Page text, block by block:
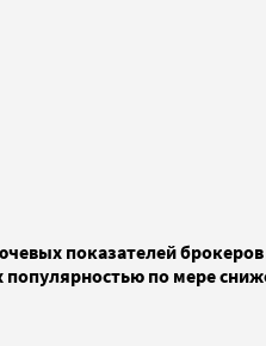
показателей
популярностью по мере